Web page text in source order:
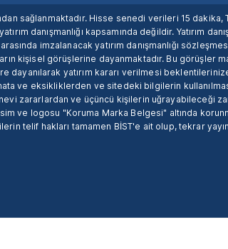
sağlanmaktadır. Hisse senedi verileri 15
danışmanlığı kapsamında değildir. Yatırım
imzalanacak yatırım danışmanlığı
kişisel görüşlerine dayanmaktadır. Bu görüşler
yatırım kararı verilmesi
ve eksikliklerden ve sitedeki bilgilerin kullanılması
zararlardan ve üçüncü kişilerin uğrayabileceği
ve logosu "Koruma Marka Belgesi" altında
telif hakları tamamen BİST'e ait olup, tekrar